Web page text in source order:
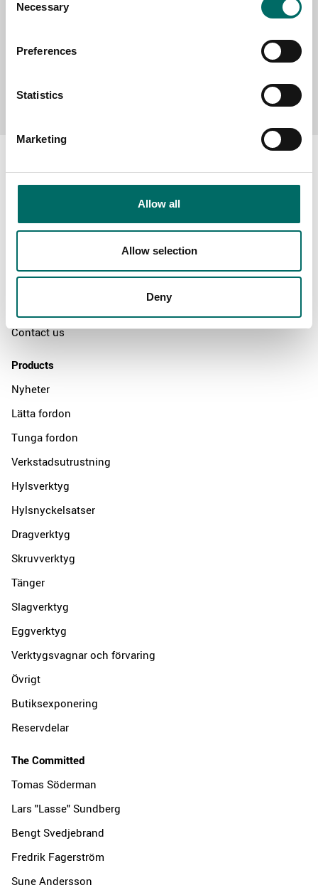
Selection
Necessary
Preferences
Statistics
Marketing
Allow all
Allow selection
Deny
Send message
Swedish quality
The Kamasa Tools warranty
News
Contact us
Products
Nyheter
Lätta fordon
Tunga fordon
Verkstadsutrustning
Hylsverktyg
Hylsnyckelsatser
Dragverktyg
Skruvverktyg
Tänger
Slagverktyg
Eggverktyg
Verktygsvagnar och förvaring
Övrigt
Butiksexponering
Reservdelar
The Committed
Tomas Söderman
Lars "Lasse" Sundberg
Bengt Svedjebrand
Fredrik Fagerström
Sune Andersson